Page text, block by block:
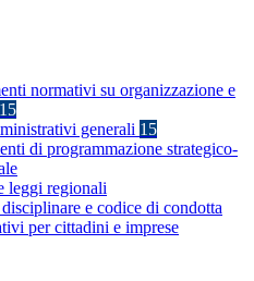
normativi su organizzazione e
15
generali 15
di programmazione strategico-
leggi regionali
e codice di condotta
per cittadini e imprese